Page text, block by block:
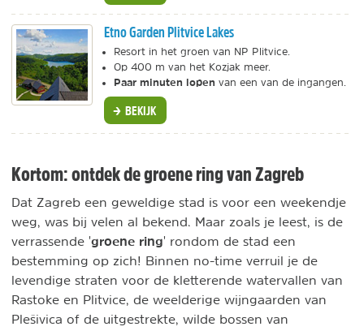
Etno Garden Plitvice Lakes
Resort in het groen van NP Plitvice.
Op 400 m van het Kozjak meer.
Paar minuten lopen van een van de ingangen.
BEKIJK
Kortom: ontdek de groene ring van Zagreb
Dat Zagreb een geweldige stad is voor een weekendje
weg, was bij velen al bekend. Maar zoals je leest, is de
verrassende 'groene ring' rondom de stad een
bestemming op zich! Binnen no-time verruil je de
levendige straten voor de kletterende watervallen van
Rastoke en Plitvice, de weelderige wijngaarden van
Plešivica of de uitgestrekte, wilde bossen van